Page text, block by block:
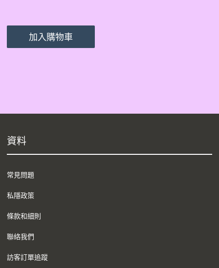
加入購物車
資料
常見問題
私隱政策
條款和細則
聯絡我們
訪客訂單追蹤